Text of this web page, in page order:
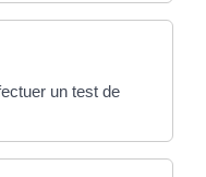
un test de